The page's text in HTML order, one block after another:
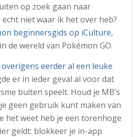
op zoek gaan naar
echt niet waar ik het over heb?
beginnersgids op iCulture,
de wereld van Pokémon GO.
eerder al een leuke
er in ieder geval al voor dat
buiten speelt. Houd je MB’s
geen gebruik kunt maken van
het weet heb je een torenhoge
geldt: blokkeer je in-app